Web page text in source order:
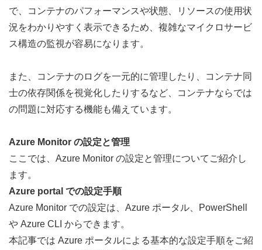
で、コンテナのパフォーマンスや状態、リソースの使用状
況をわかりやすく表示できるため、複雑なマイクロサービ
ス構造の監視が容易になります。
また、コンテナのログを一元的に管理したり、コンテナ同
士の依存関係を視覚化したりするなど、コンテナならでは
の問題に対応する機能も備えています。
Azure Monitor の設定と管理
ここでは、Azure Monitor の設定と管理についてご紹介し
ます。
Azure portal での設定手順
Azure Monitor での設定は、Azure ポータル、PowerShell
や Azure CLI からできます。
本記事では Azure ポータルによる基本的な設定手順をご紹